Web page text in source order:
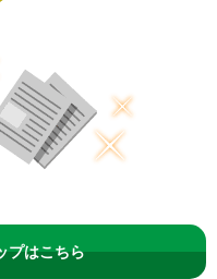
プはこちら